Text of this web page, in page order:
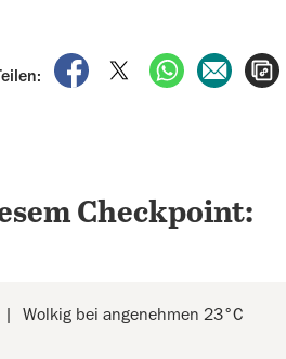
auf Facebook teilen
auf X teilen
per per
Checkpoint:
Wolkig bei angenehmen 23°C